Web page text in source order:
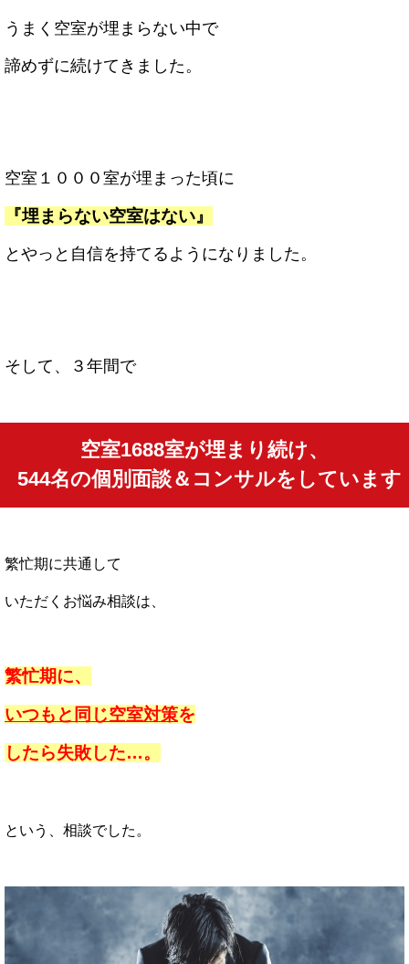
うまく空室が埋まらない中で
諦めずに続けてきました。
空室１０００室が埋まった頃に
『埋まらない空室はない』
とやっと自信を持てるようになりました。
そして、３年間で
空室1688室が埋まり続け、
544名の個別面談＆コンサルをしています
繁忙期に共通して
いただくお悩み相談は、
繁忙期に、
いつもと同じ空室対策を
したら失敗した…。
という、相談でした。